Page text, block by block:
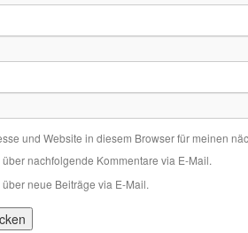
und Website in diesem Browser für meinen
nachfolgende Kommentare via E-Mail.
neue Beiträge via E-Mail.